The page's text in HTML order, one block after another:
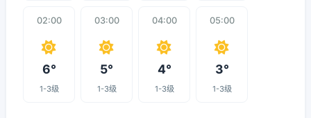
02:00
6°
1-3级
03:00
5°
1-3级
04:00
4°
1-3级
05:00
3°
1-3级